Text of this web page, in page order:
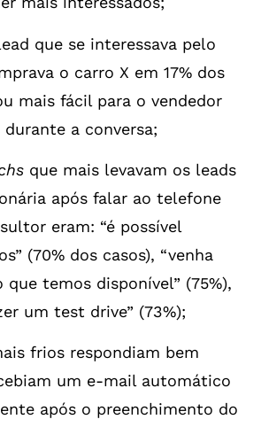
que se interessava pelo
o carro X em 17% dos
mais fácil para o vendedor
a conversa;
que mais levavam os leads
após falar ao telefone
eram: “é possível
(70% dos casos), “venha
que temos disponível” (75%),
um test drive” (73%);
frios respondiam bem
um e-mail automático
após o preenchimento do